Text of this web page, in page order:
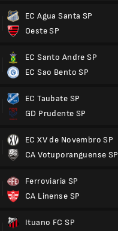
EC Agua Santa SP
Oeste SP
EC Santo Andre SP
EC Sao Bento SP
EC Taubate SP
GD Prudente SP
EC XV de Novembro SP
CA Votuporanguense SP
Ferroviaria SP
CA Linense SP
Ituano FC SP